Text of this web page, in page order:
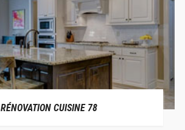
RÉNOVATION CUISINE 78